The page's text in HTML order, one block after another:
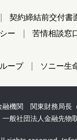
契約締結前交付書
ー
苦情相談窓
ープ
ソニー生
機関 関東財務局長
般社団法人金融先